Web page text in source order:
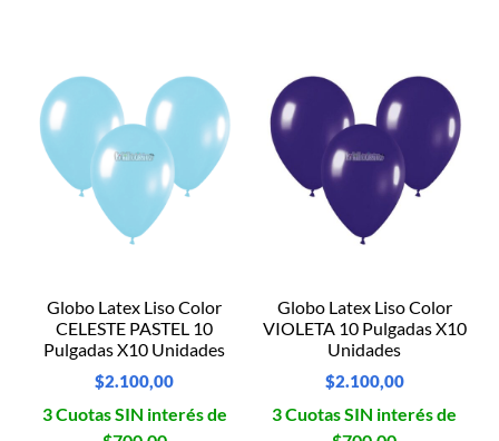
Globo Latex Liso Color
CELESTE PASTEL 10
Pulgadas X10 Unidades
$2.100,00
3 Cuotas SIN interés de
Globo Latex Liso Color
VIOLETA 10 Pulgadas X10
Unidades
$2.100,00
3 Cuotas SIN interés de